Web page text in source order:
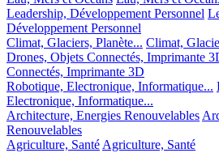
Leadership, Développement Personnel
Développement Personnel
Climat, Glaciers, Planète... Climat,
Drones, Objets Connectés, Imprimante
Connectés, Imprimante 3D
Robotique, Electronique, Informatique...
Electronique, Informatique...
Architecture, Energies Renouvelables
Renouvelables
Agriculture, Santé Agriculture, Santé